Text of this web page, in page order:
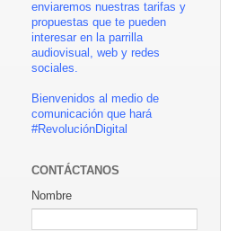
enviaremos nuestras tarifas y
propuestas que te pueden
interesar en la parrilla
audiovisual, web y redes
sociales.
Bienvenidos al medio de
comunicación que hará
#RevoluciónDigital
CONTÁCTANOS
Nombre